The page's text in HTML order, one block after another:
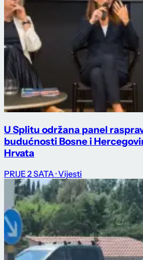
U Splitu održana panel
budućnosti Bosne i
Hrvata
PRIJE 2 SATA · Vijesti